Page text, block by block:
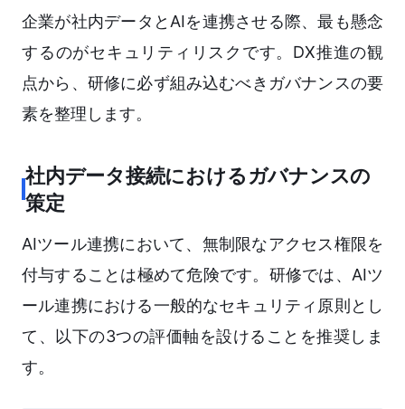
企業が社内データとAIを連携させる際、最も懸念
するのがセキュリティリスクです。DX推進の観
点から、研修に必ず組み込むべきガバナンスの要
素を整理します。
社内データ接続におけるガバナンスの
策定
AIツール連携において、無制限なアクセス権限を
付与することは極めて危険です。研修では、AIツ
ール連携における一般的なセキュリティ原則とし
て、以下の3つの評価軸を設けることを推奨しま
す。